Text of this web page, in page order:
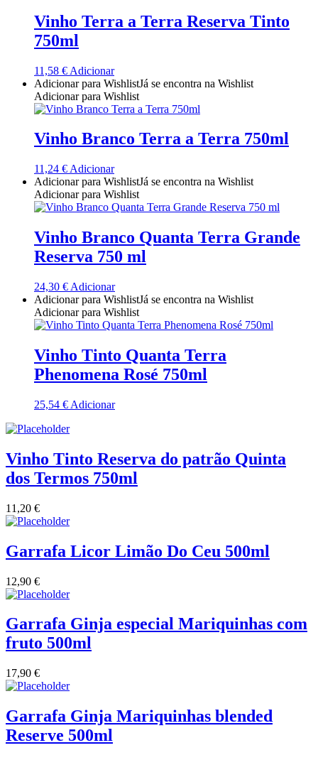
Quinta do Pessegueiro - Douro
Quinta do Piloto
Quinta Do Regueiro - Região Vinhos Verdes
Quinta Do Rogel Algarve
Quinta do Sobreiró Trás-os -Montes
Quinta Do Ventozelo - Douro
Quinta Dos Termos - Beira Interior
Quinta José Rodrigues - Humanitas
Rego Wines Beira interior
Sem categoria
Só Vinha
Tapada de Coelheiros - Alentejo
Trois Setubal
Vinho na Talha
Vinilourenço Douro
Vinho Terra a Terra Reserva Tinto
750ml
11,58 € Adicionar
Adicionar para WishlistJá se encontra na Wishlist
Adicionar para Wishlist
Vinho Branco Terra a Terra 750ml
11,24 € Adicionar
Adicionar para WishlistJá se encontra na Wishlist
Adicionar para Wishlist
Vinho Branco Quanta Terra Grande
Reserva 750 ml
24,30 € Adicionar
Adicionar para WishlistJá se encontra na Wishlist
Adicionar para Wishlist
Vinho Tinto Quanta Terra
Phenomena Rosé 750ml
25,54 € Adicionar
Vinho Tinto Reserva do patrão Quinta
dos Termos 750ml
11,20 €
Garrafa Licor Limão Do Ceu 500ml
12,90 €
Garrafa Ginja especial Mariquinhas com
fruto 500ml
17,90 €
Garrafa Ginja Mariquinhas blended
Reserve 500ml